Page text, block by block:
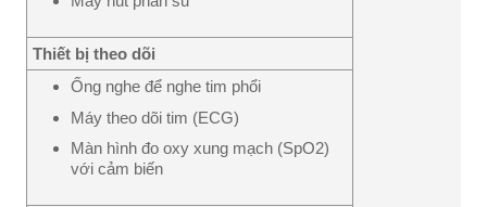
Thiết bị theo dõi
Ống nghe để nghe tim phổi
Máy theo dõi tim (ECG)
Màn hình đo oxy xung mạch (SpO2)
với cảm biến